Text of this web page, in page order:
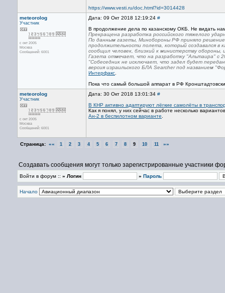
https://www.vesti.ru/doc.html?id=3014428
meteorolog
Участник
с окт 2005
Москва
Сообщений: 6001
Дата: 09 Окт 2018 12:19:24 #
В продолжение дела по казанскому ОКБ. Не видать
Прекращена разработка российского тяжелого
По данным газеты, Минобороны РФ приняло
продолжительности полета, который создавался
сообщил человек, близкий к министерству
Газета отмечает, что на разработку "Альтаира" с
"Собеседник не исключает, что задел будет
версия израильского БЛА Searcher под названием
Интерфакс
Пока что самый большой аппарат в РФ
meteorolog
Участник
с окт 2005
Москва
Сообщений: 6001
Дата: 30 Окт 2018 13:01:34 #
В КНР активно адаптируют лёгкие самолёты в
Как я понял, у них сейчас в работе несколько
Ан-2 в беспилотном варианте
Страница: «« 1 2 3 4 5 6 7 8 9 10 11 »»
Создавать сообщения могут только зарегистрированные участники
Войти в форум :: » Логин » Пароль
Начало